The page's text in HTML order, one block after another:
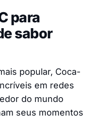
para
sabor
popular, Coca-
em redes
do mundo
seus momentos